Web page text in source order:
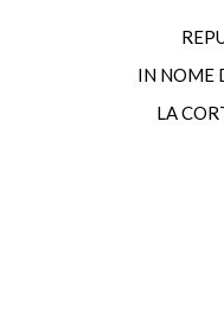
IN NOME
LA